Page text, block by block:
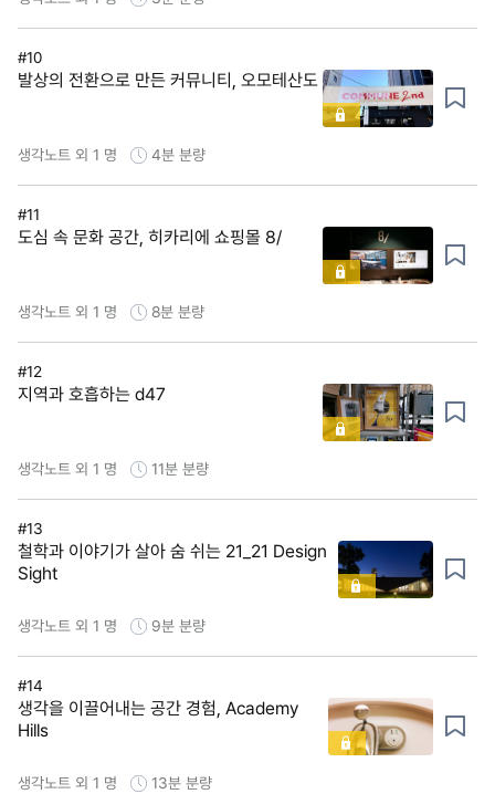
#10
발상의 전환으로 만든 커뮤니티, 오모테산도
생각노트 외 1 명 4분 분량
#11
도심 속 문화 공간, 히카리에 쇼핑몰 8/
생각노트 외 1 명 8분 분량
#12
지역과 호흡하는 d47
생각노트 외 1 명 11분 분량
#13
철학과 이야기가 살아 숨 쉬는 21_21 Design
Sight
생각노트 외 1 명 9분 분량
#14
생각을 이끌어내는 공간 경험, Academy
Hills
생각노트 외 1 명 13분 분량